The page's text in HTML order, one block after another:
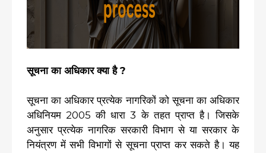
सूचना का अधिकार क्या है ?
सूचना का अधिकार प्रत्येक नागरिकों को सूचना का अधिकार
अधिनियम 2005 की धारा 3 के तहत प्राप्त है। जिसके
अनुसार प्रत्येक नागरिक सरकारी विभाग से या सरकार के
नियंत्रण में सभी विभागों से सूचना प्राप्त कर सकते है। यह